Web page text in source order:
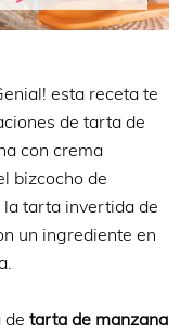
esta receta te
de tarta de
con crema
bizcocho de
la tarta invertida de
un ingrediente en
detarta de manzana